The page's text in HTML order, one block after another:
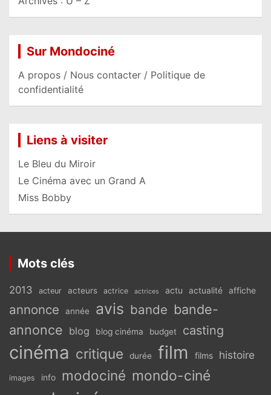
Sur Mondociné
A propos / Nous contacter / Politique de
confidentialité
Liens à visiter
Le Bleu du Miroir
Le Cinéma avec un Grand A
Miss Bobby
Mots clés
2013 acteur acteurs actrice actrices actu actualité affiche
annonce année avis bande bande-
annonce blog blog cinéma budget casting
cinéma critique durée film films histoire
images info modociné mondo-ciné